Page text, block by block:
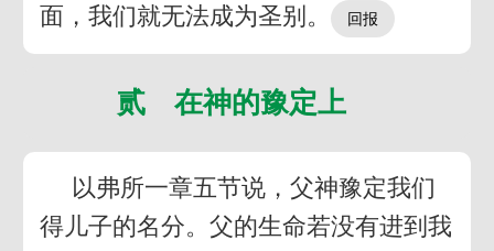
面，我们就无法成为圣别。
贰 在神的豫定上
以弗所一章五节说，父神豫定我们
得儿子的名分。父的生命若没有进到我